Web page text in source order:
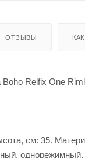
ОТЗЫВЫ
Relfix One
см: 35.